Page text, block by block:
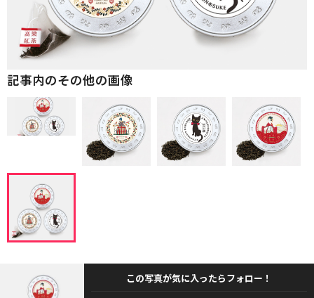
記事内のその他の画像
この写真が気に入ったらフォロー！